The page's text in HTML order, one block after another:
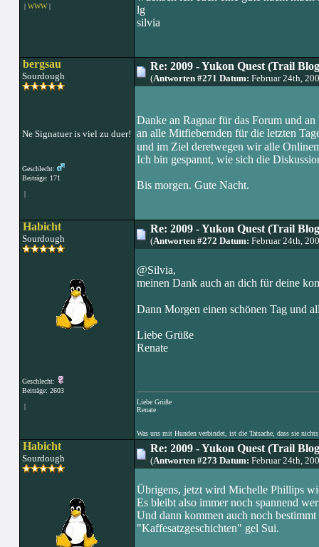
| WWW|
lg
silvia
bergsau
Sourdough
Ne Signatuer is viel zu duer!
Geschlecht:
Beiträge: 171
|
Re: 2009 - Yukon Quest (Trail
(Antworten #271 Datum: Februar 24th,
Danke an Ragnar für das Forum und
an alle Mitfiebernden für die letzten
und im Ziel deretwegen wir alle
Ich bin gespannt, wie sich die
Bis morgen. Gute Nacht.
Habicht
Sourdough
Geschlecht:
Beiträge: 2603
|
Re: 2009 - Yukon Quest (Trail
(Antworten #272 Datum: Februar 24th,
@Silvia,
meinen Dank auch an dich für deine
Dann Morgen einen schönen Tag und
Liebe Grüße
Renate
Liebe Grüße
Renate
Was uns mit Hunden verbindet, ist die Tatsache, dass sie nichts
Habicht
Sourdough
Re: 2009 - Yukon Quest (Trail
(Antworten #273 Datum: Februar 24th,
Übrigens, jetzt wird Michelle Phillips
Es bleibt also immer noch spannend
Und dann kommen auch noch
"Kaffesatzgeschichten" gel Sui.